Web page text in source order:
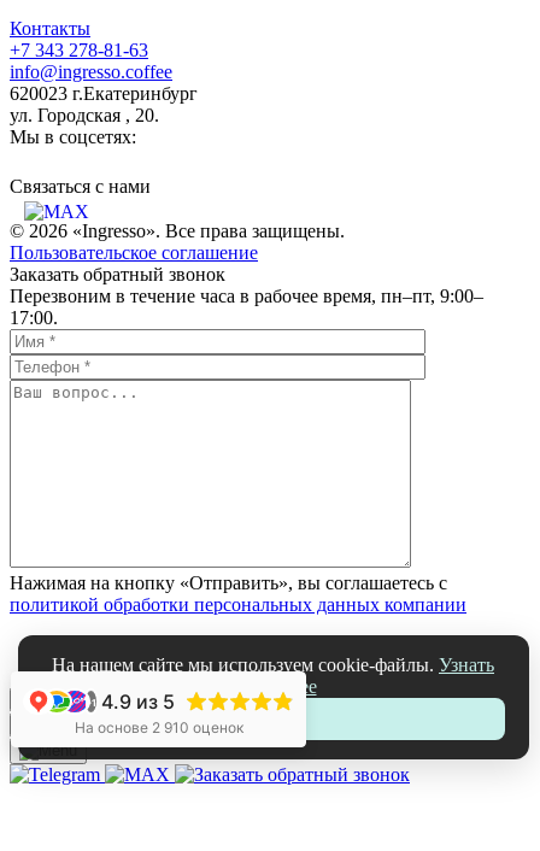
Контакты
+7 343 278-81-63
info@ingresso.coffee
620023 г.Екатеринбург
ул. Городская , 20.
Мы в соцсетях:
Связаться c нами
© 2026 «Ingresso». Все права защищены.
Пользовательское соглашение
На нашем сайте мы используем cookie-файлы. Узнать
подробнее
Заказать обратный звонок
Перезвоним в течение часа в рабочее время, пн–пт, 9:00–
17:00.
Нажимая на кнопку «Отправить», вы соглашаетесь с
политикой обработки персональных данных компании
ЗАКРЫТЬ
+1 4.9 из 5
На основе 2 910 оценок